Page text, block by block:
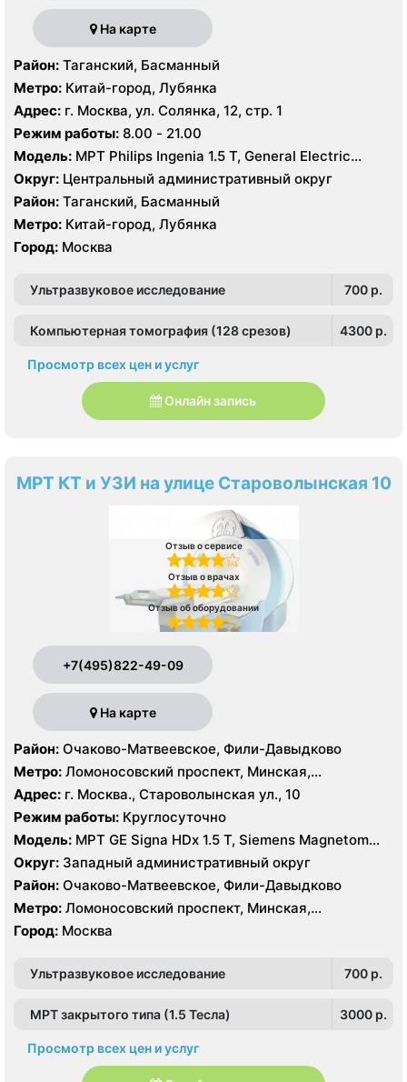
На карте
Район: Таганский, Басманный
Метро: Китай-город, Лубянка
Адрес: г. Москва, ул. Солянка, 12, стр. 1
Режим работы: 8.00 - 21.00
Модель: МРТ Philips Ingenia 1.5 Т, General Electric
Healthcare 3.0 Т, КТ Philips Ingeniuty 64 среза, GE
Revolution evo 128 срезов, УЗИ Philips iE33 X-matrix
Округ: Центральный административный округ
Район: Таганский, Басманный
Метро: Китай-город, Лубянка
Город: Москва
Ультразвуковое исследование 700 p.
Компьютерная томография (128 срезов) 4300 p.
Просмотр всех цен и услуг
Онлайн запись
МРТ КТ и УЗИ на улице Староволынская 10
Отзыв о сервисе
Отзыв о врачах
Отзыв об оборудовании
+7(495)822-49-09
На карте
Район: Очаково-Матвеевское, Фили-Давыдково
Метро: Ломоносовский проспект, Минская,
Славянский бульвар
Адрес: г. Москва., Староволынская ул., 10
Режим работы: Круглосуточно
Модель: МРТ GE Signa HDx 1.5 T, Siemens Magnetom
Harmony 1.0 Т, КТ GE Healthcare Optima CT660 64
среза, GE Healthcare BrightSpeed 16 срезов, УЗИ
Hitachi Hi Vision Preirus, GE Voluson E8
Округ: Западный административный округ
Район: Очаково-Матвеевское, Фили-Давыдково
Метро: Ломоносовский проспект, Минская,
Славянский бульвар
Город: Москва
Ультразвуковое исследование 700 p.
МРТ закрытого типа (1.5 Тесла) 3000 p.
Просмотр всех цен и услуг